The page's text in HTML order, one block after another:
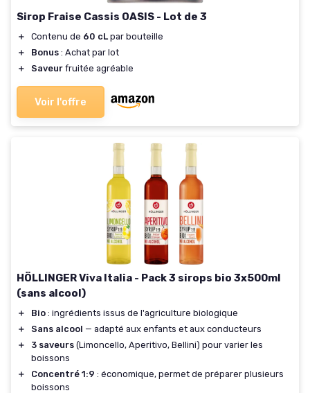
Sirop Fraise Cassis OASIS - Lot de 3
＋ Contenu de 60 cL par bouteille
＋
Bonus : Achat par lot
＋
Saveur fruitée agréable
Voir l'offre
HÖLLINGER Viva Italia - Pack 3 sirops bio 3x500ml
(sans alcool)
＋ Bio : ingrédients issus de l'agriculture biologique
＋
Sans alcool — adapté aux enfants et aux conducteurs
＋
3 saveurs (Limoncello, Aperitivo, Bellini) pour varier les
boissons
＋
Concentré 1:9 : économique, permet de préparer plusieurs
boissons